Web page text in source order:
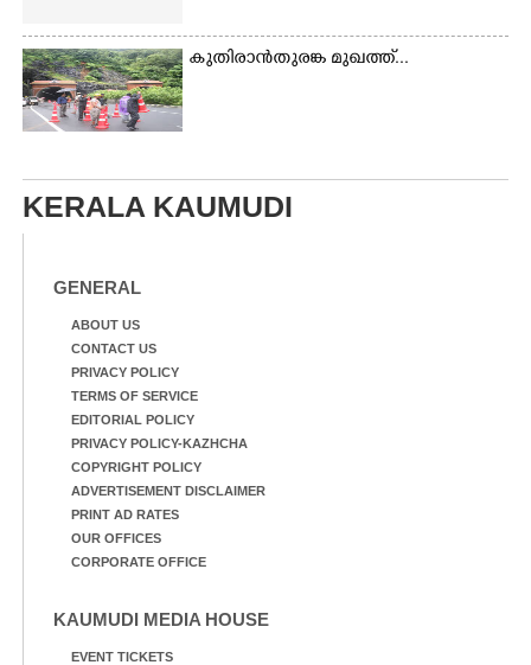
കുതിരാൻതുരങ്ക മുഖത്ത്...
KERALA KAUMUDI
GENERAL
ABOUT US
CONTACT US
PRIVACY POLICY
TERMS OF SERVICE
EDITORIAL POLICY
PRIVACY POLICY-KAZHCHA
COPYRIGHT POLICY
ADVERTISEMENT DISCLAIMER
PRINT AD RATES
OUR OFFICES
CORPORATE OFFICE
KAUMUDI MEDIA HOUSE
EVENT TICKETS